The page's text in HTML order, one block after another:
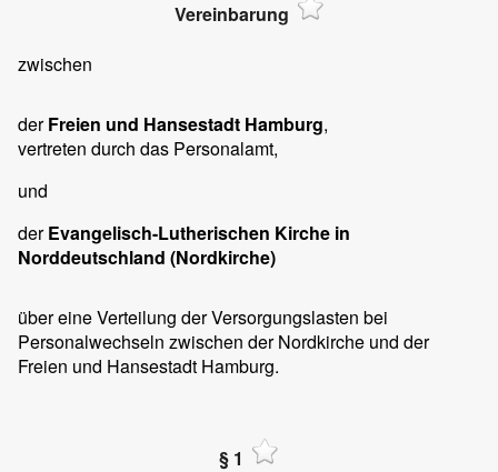
Vereinbarung
zwischen
derFreien und Hansestadt Hamburg,
vertreten durch das Personalamt,
und
derEvangelisch-Lutherischen Kirche in
Norddeutschland (Nordkirche)
über eine Verteilung der Versorgungslasten bei
Personalwechseln zwischen der Nordkirche und der
Freien und Hansestadt Hamburg.
§ 1